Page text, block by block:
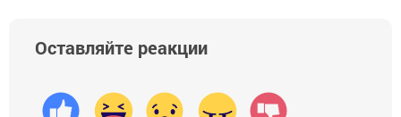
Оставляйте реакции